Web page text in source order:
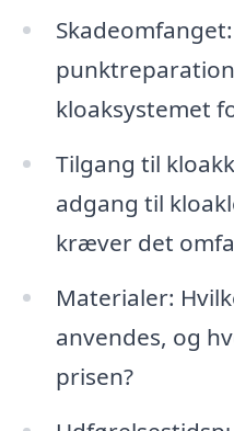
kloaksystemet
Tilgang til
adgang til
kræver det
Materialer:
anvendes, og
prisen?